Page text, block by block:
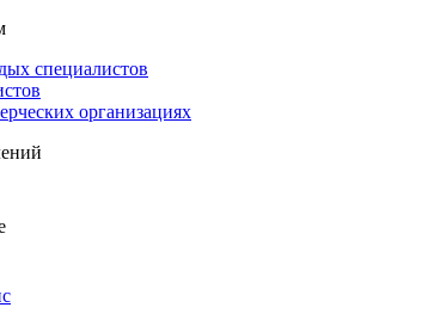
специалистов
организациях